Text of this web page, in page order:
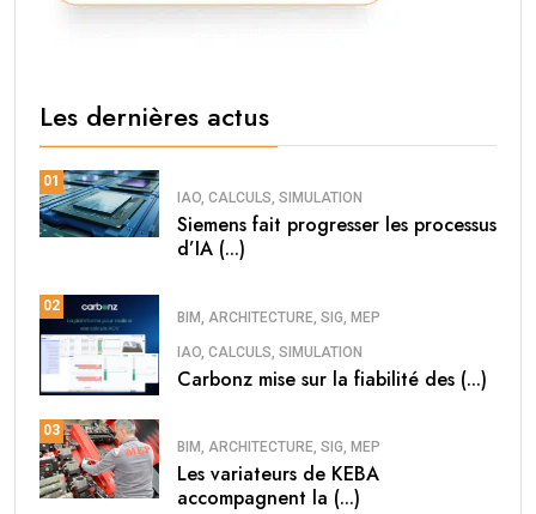
Les dernières actus
01
IAO, CALCULS, SIMULATION
Siemens fait progresser les processus
d’IA (...)
02
BIM, ARCHITECTURE, SIG, MEP
IAO, CALCULS, SIMULATION
Carbonz mise sur la fiabilité des (...)
03
BIM, ARCHITECTURE, SIG, MEP
Les variateurs de KEBA
accompagnent la (...)